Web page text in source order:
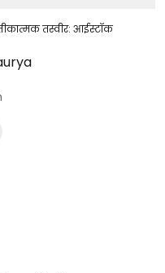
तस्वीर: आईस्टॉक